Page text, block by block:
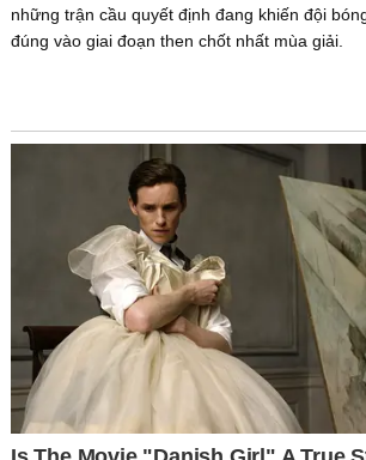
những trận cầu quyết định đang khiến đội
đúng vào giai đoạn then chốt nhất mùa giải.